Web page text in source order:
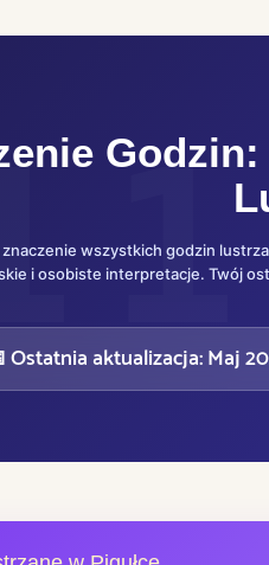
znaczenie wszystkich godzin
i osobiste interpretacje. Twój
Ostatnia aktualizacja: Maj